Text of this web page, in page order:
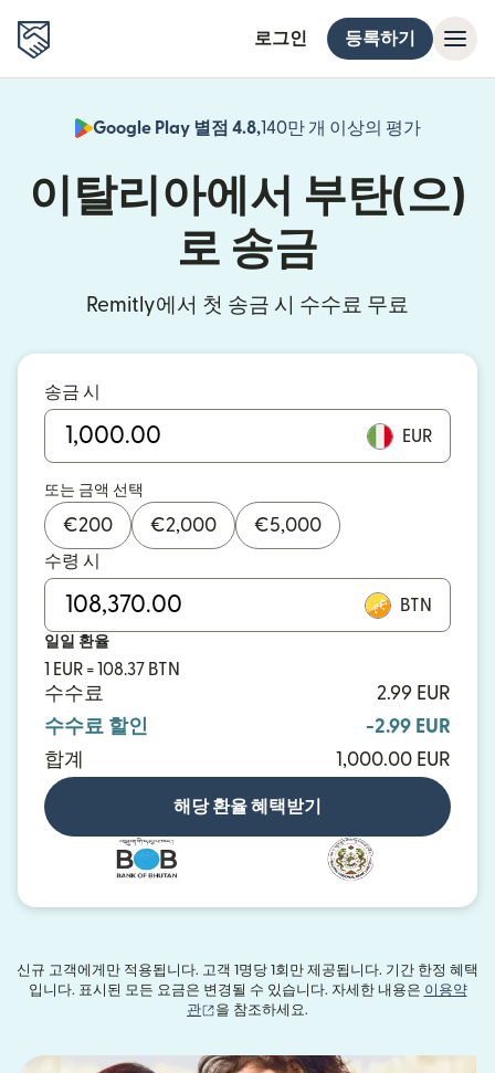
로그인 등록하기
Google Play 별점 4.8,140만 개 이상의 평가
이탈리아에서 부탄(으)
로 송금
Remitly에서 첫 송금 시 수수료 무료
송금 시
EUR
또는 금액 선택
€200 €2,000 €5,000
수령 시
BTN
일일 환율
1 EUR = 108.37 BTN
수수료
2.99 EUR
수수료 할인
-2.99 EUR
합계
1,000.00 EUR
해당 환율 혜택받기
신규 고객에게만 적용됩니다. 고객 1명당 1회만 제공됩니다. 기간 한정 혜택
입니다. 표시된 모든 요금은 변경될 수 있습니다. 자세한 내용은 이용약
관
(새 창에서 열림)
을 참조하세요.